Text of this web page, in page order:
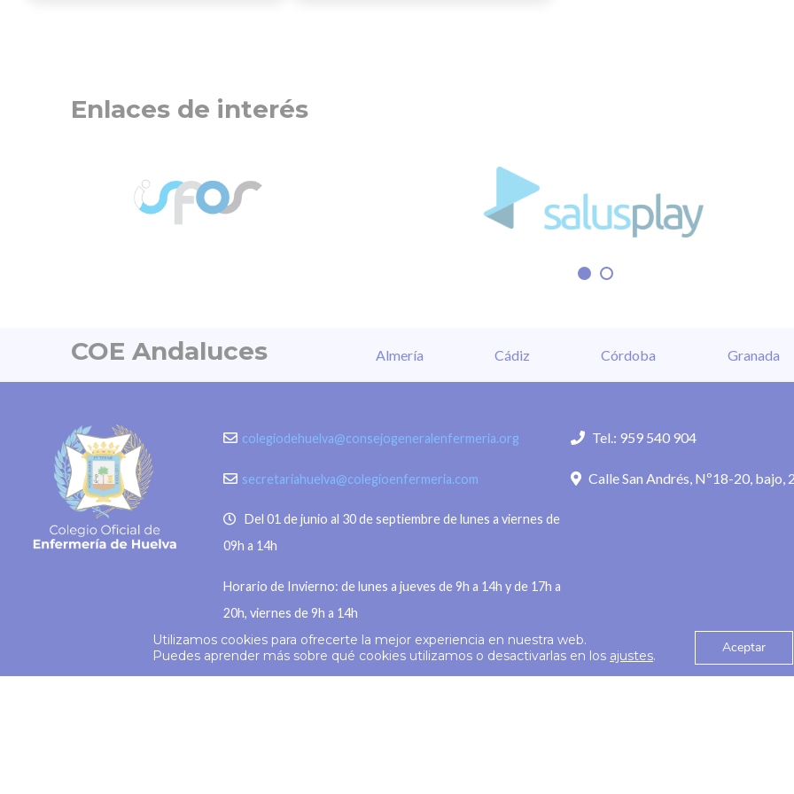
los colegiados y colegidas, una
Enlaces de interés
COE Andaluces Almería Cádiz Córdoba Granada
colegiodehuelva@consejogeneralenfermeria.org
secretariahuelva@colegioenfermeria.com
Del 01 de junio al 30 de septiembre de lunes a viernes de
09h a 14h
Horario de Invierno: de lunes a jueves de 9h a 14h y de 17h a
20h, viernes de 9h a 14h
Tel.: 959 540 904
Calle San Andrés, Nº18-20, bajo,
© 2026 Colegio Enfermería Huelva Política de
Utilizamos cookies para ofrecerte la mejor experiencia en nuestra web.
Puedes aprender más sobre qué cookies utilizamos o desactivarlas en los ajustes. Aceptar